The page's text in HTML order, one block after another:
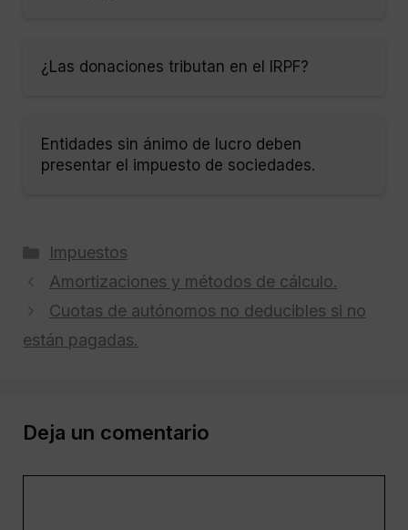
¿Las donaciones tributan en el IRPF?
Entidades sin ánimo de lucro deben
presentar el impuesto de sociedades.
Categorías
Impuestos
Amortizaciones y métodos de cálculo.
Cuotas de autónomos no deducibles si no
están pagadas.
Deja un comentario